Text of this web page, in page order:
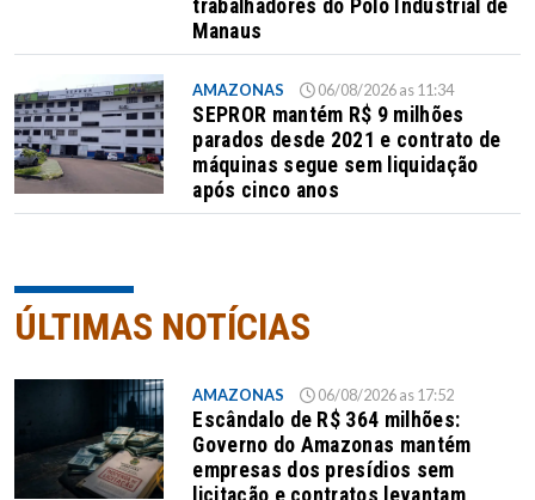
trabalhadores do Polo Industrial de
Manaus
AMAZONAS 06/08/2026 as 11:34
SEPROR mantém R$ 9 milhões
parados desde 2021 e contrato de
máquinas segue sem liquidação
após cinco anos
ÚLTIMAS NOTÍCIAS
AMAZONAS 06/08/2026 as 17:52
Escândalo de R$ 364 milhões:
Governo do Amazonas mantém
empresas dos presídios sem
licitação e contratos levantam